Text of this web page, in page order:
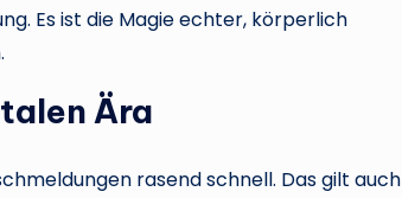
Es ist die Magie echter, körperlich
Ära
rasend schnell. Das gilt auch